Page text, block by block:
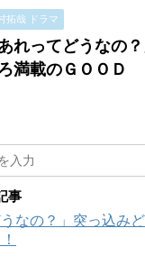
拓哉 ドラマ
あれってどうなの
満載のＧＯＯＤ
事
うなの？」突っ込み